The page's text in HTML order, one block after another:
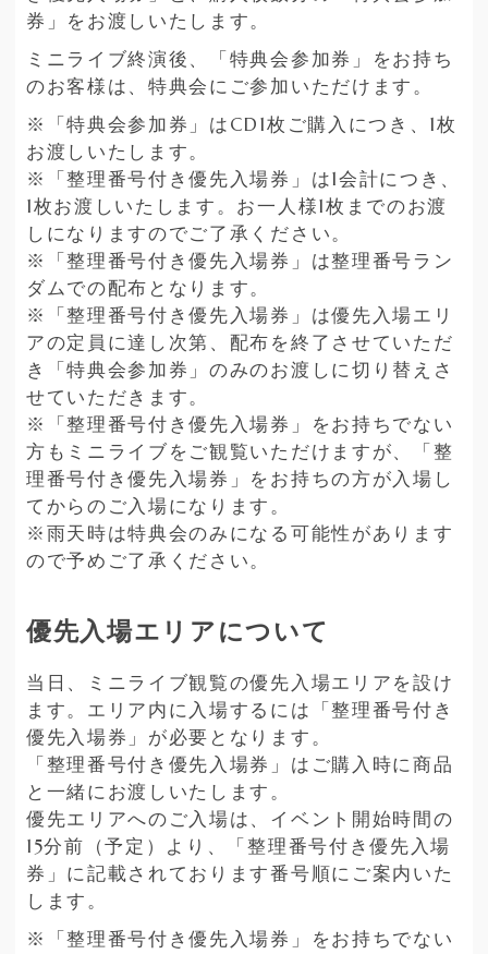
券」をお渡しいたします。
ミニライブ終演後、「特典会参加券」をお持ち
のお客様は、特典会にご参加いただけます。
※「特典会参加券」はCD1枚ご購入につき、1枚
お渡しいたします。
※「整理番号付き優先入場券」は1会計につき、
1枚お渡しいたします。お一人様1枚までのお渡
しになりますのでご了承ください。
※「整理番号付き優先入場券」は整理番号ラン
ダムでの配布となります。
※「整理番号付き優先入場券」は優先入場エリ
アの定員に達し次第、配布を終了させていただ
き「特典会参加券」のみのお渡しに切り替えさ
せていただきます。
※「整理番号付き優先入場券」をお持ちでない
方もミニライブをご観覧いただけますが、「整
理番号付き優先入場券」をお持ちの方が入場し
てからのご入場になります。
※雨天時は特典会のみになる可能性があります
ので予めご了承ください。
優先入場エリアについて
当日、ミニライブ観覧の優先入場エリアを設け
ます。エリア内に入場するには「整理番号付き
優先入場券」が必要となります。
「整理番号付き優先入場券」はご購入時に商品
と一緒にお渡しいたします。
優先エリアへのご入場は、イベント開始時間の
15分前（予定）より、「整理番号付き優先入場
券」に記載されております番号順にご案内いた
します。
※「整理番号付き優先入場券」をお持ちでない